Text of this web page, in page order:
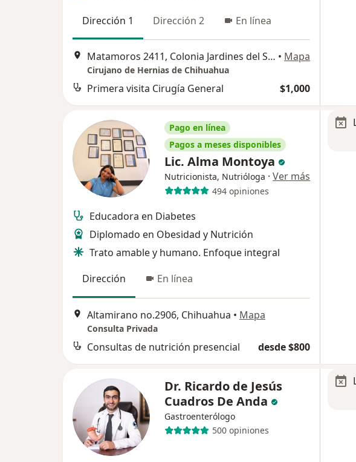
Dirección 1 Dirección 2 En línea
Matamoros 2411, Colonia Jardines del Santuario, Chihuahua • Mapa
Cirujano de Hernias de Chihuahua
Primera visita Cirugía General $1,000
Pago en línea
Pagos a meses disponibles
Lic. Alma Montoya
Nutricionista, Nutrióloga · Ver más
494 opiniones
Educadora en Diabetes
Diplomado en Obesidad y Nutrición
Trato amable y humano. Enfoque integral
Dirección
En línea
Altamirano no.2906, Chihuahua • Mapa
Consulta Privada
Consultas de nutrición presencial desde $800
Dr. Ricardo de Jesús
Cuadros De Anda
Gastroenterólogo
500 opiniones